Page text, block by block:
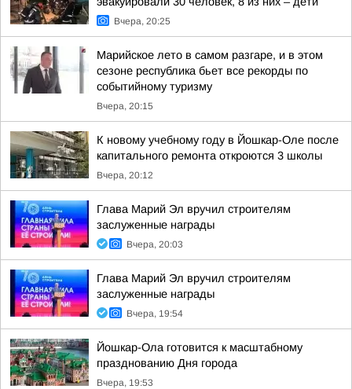
Вчера, 20:25
Марийское лето в самом разгаре, и в этом
сезоне республика бьет все рекорды по
событийному туризму
Вчера, 20:15
К новому учебному году в Йошкар-Оле после
капитального ремонта откроются 3 школы
Вчера, 20:12
Глава Марий Эл вручил строителям
заслуженные награды
Вчера, 20:03
Глава Марий Эл вручил строителям
заслуженные награды
Вчера, 19:54
Йошкар-Ола готовится к масштабному
празднованию Дня города
Вчера, 19:53